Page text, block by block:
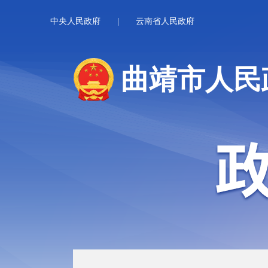
中央人民政府 云南省人民政府
曲靖市人